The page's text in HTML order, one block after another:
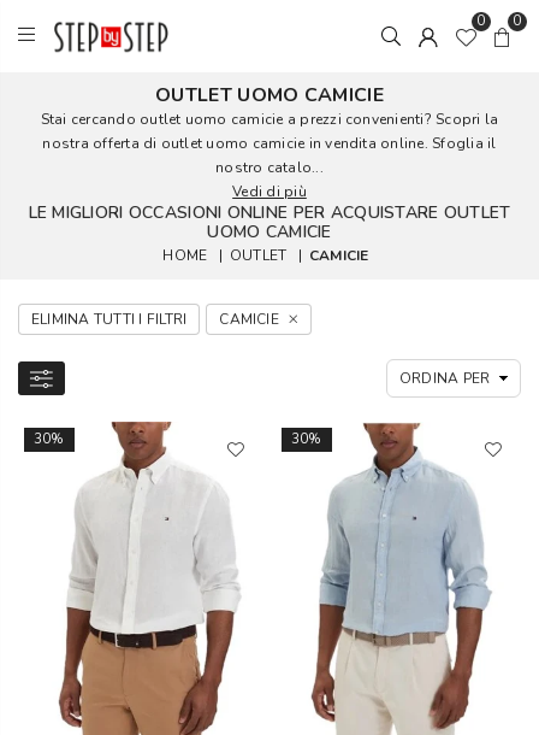
0 0
OUTLET UOMO CAMICIE
Stai cercando outlet uomo camicie a prezzi convenienti? Scopri la
nostra offerta di outlet uomo camicie in vendita online. Sfoglia il
nostro catalo...
Vedi di più
LE MIGLIORI OCCASIONI ONLINE PER ACQUISTARE OUTLET
UOMO CAMICIE
HOME | OUTLET | CAMICIE
ELIMINA TUTTI I FILTRI CAMICIE
30% 30%